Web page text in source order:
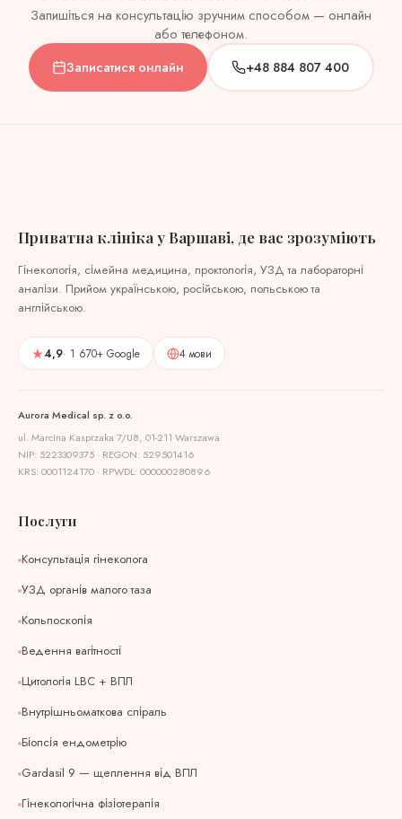
Запишіться на консультацію зручним способом — онлайн
або телефоном.
Записатися онлайн +48 884 807 400
Приватна клініка у Варшаві, де вас зрозуміють
Гінекологія, сімейна медицина, проктологія, УЗД та лабораторні
аналізи. Прийом українською, російською, польською та
англійською.
4,9· 1 670+ Google 4 мови
Aurora Medical sp. z o.o.
ul. Marcina Kasprzaka 7/U8, 01-211 Warszawa
NIP: 5223309375 · REGON: 529501416
KRS: 0001124170 · RPWDL: 000000280896
Послуги
Консультація гінеколога
УЗД органів малого таза
Кольпоскопія
Ведення вагітності
Цитологія LBC + ВПЛ
Внутрішньоматкова спіраль
Біопсія ендометрію
Gardasil 9 — щеплення від ВПЛ
Гінекологічна фізіотерапія